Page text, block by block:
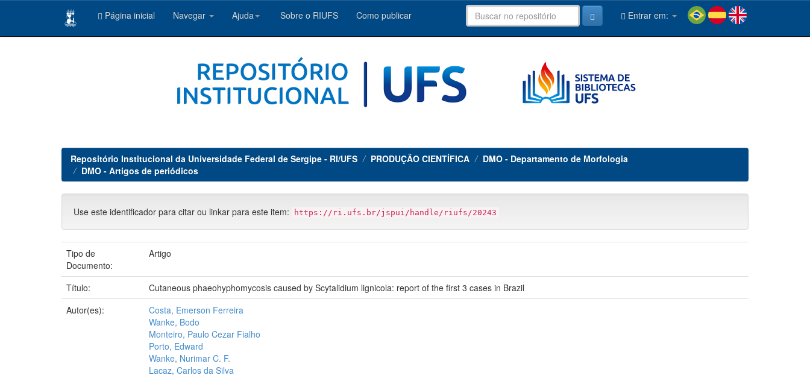
Página inicial Navegar Ajuda Sobre o RIUFS Como publicar Entrar em:
Repositório Institucional da Universidade Federal de Sergipe - RI/UFS PRODUÇÃO CIENTÍFICA
DMO - Departamento de Morfologia
DMO - Artigos de periódicos
Use este identificador para citar ou linkar para este item: https://ri.ufs.br/jspui/handle/riufs/20243
Tipo de
Documento:
Artigo
Título:
Cutaneous phaeohyphomycosis caused by Scytalidium lignicola: report of the first 3 cases in Brazil
Autor(es):
Costa, Emerson Ferreira
Wanke, Bodo
Monteiro, Paulo Cezar Fialho
Porto, Edward
Wanke, Nurimar C. F.
Lacaz, Carlos da Silva